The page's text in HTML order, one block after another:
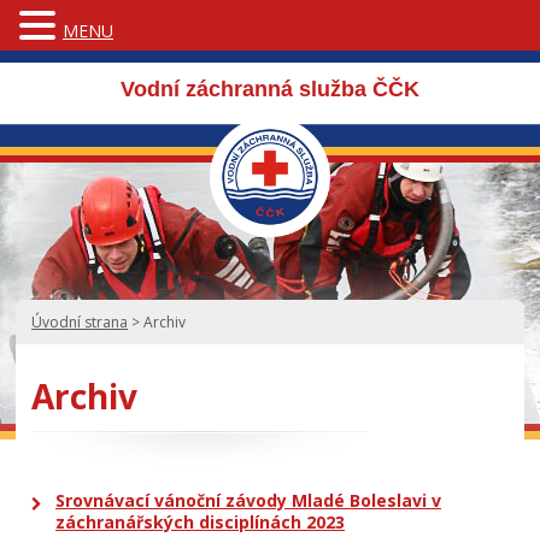
Vodní záchranná služba ČČK
Úvodní strana >Archiv
Archiv
Srovnávací vánoční závody Mladé Boleslavi v
záchranářských disciplínách 2023
MENU